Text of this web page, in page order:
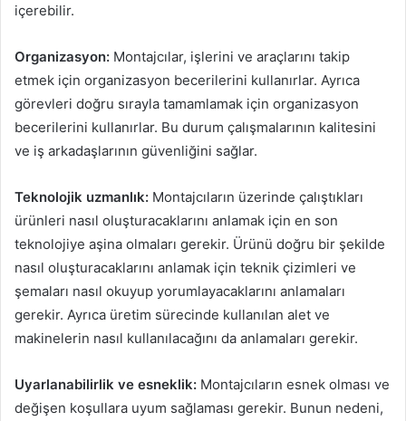
içerebilir.
Organizasyon: Montajcılar, işlerini ve araçlarını takip
etmek için organizasyon becerilerini kullanırlar. Ayrıca
görevleri doğru sırayla tamamlamak için organizasyon
becerilerini kullanırlar. Bu durum çalışmalarının kalitesini
ve iş arkadaşlarının güvenliğini sağlar.
Teknolojik uzmanlık: Montajcıların üzerinde çalıştıkları
ürünleri nasıl oluşturacaklarını anlamak için en son
teknolojiye aşina olmaları gerekir. Ürünü doğru bir şekilde
nasıl oluşturacaklarını anlamak için teknik çizimleri ve
şemaları nasıl okuyup yorumlayacaklarını anlamaları
gerekir. Ayrıca üretim sürecinde kullanılan alet ve
makinelerin nasıl kullanılacağını da anlamaları gerekir.
Uyarlanabilirlik ve esneklik: Montajcıların esnek olması ve
değişen koşullara uyum sağlaması gerekir. Bunun nedeni,